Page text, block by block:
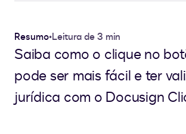
Resumo•Leitura de 3 min
Saiba como o clique no
pode ser mais fácil e ter
jurídica com o Docusign